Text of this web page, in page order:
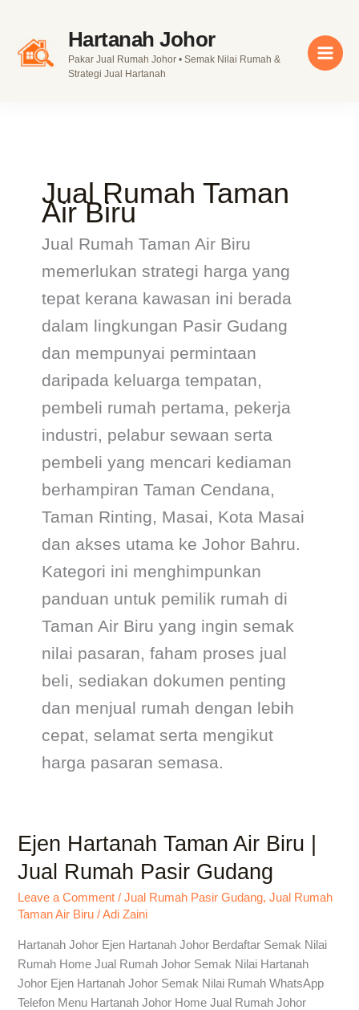
content
Hartanah Johor
Pakar Jual Rumah Johor • Semak Nilai Rumah &
Strategi Jual Hartanah
Jual Rumah Taman
Air Biru
Jual Rumah Taman Air Biru
memerlukan strategi harga yang
tepat kerana kawasan ini berada
dalam lingkungan Pasir Gudang
dan mempunyai permintaan
daripada keluarga tempatan,
pembeli rumah pertama, pekerja
industri, pelabur sewaan serta
pembeli yang mencari kediaman
berhampiran Taman Cendana,
Taman Rinting, Masai, Kota Masai
dan akses utama ke Johor Bahru.
Kategori ini menghimpunkan
panduan untuk pemilik rumah di
Taman Air Biru yang ingin semak
nilai pasaran, faham proses jual
beli, sediakan dokumen penting
dan menjual rumah dengan lebih
cepat, selamat serta mengikut
harga pasaran semasa.
Ejen Hartanah Taman Air Biru |
Jual Rumah Pasir Gudang
Leave a Comment /Jual Rumah Pasir Gudang,Jual Rumah
Taman Air Biru /Adi Zaini
Hartanah Johor Ejen Hartanah Johor Berdaftar Semak Nilai
Rumah Home Jual Rumah Johor Semak Nilai Hartanah
Johor Ejen Hartanah Johor Semak Nilai Rumah WhatsApp
Telefon Menu Hartanah Johor Home Jual Rumah Johor
Ejen
Hartanah
Taman
Air
Biru